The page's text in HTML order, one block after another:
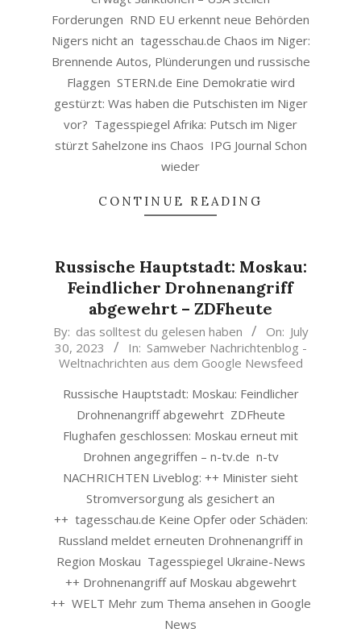
Forderungen RND EU erkennt neue Behörden
Nigers nicht an tagesschau.de Chaos im Niger:
Brennende Autos, Plünderungen und russische
Flaggen STERN.de Eine Demokratie wird
gestürzt: Was haben die Putschisten im Niger
vor? Tagesspiegel Afrika: Putsch im Niger
stürzt Sahelzone ins Chaos IPG Journal Schon
wieder
CONTINUE READING
Russische Hauptstadt: Moskau:
Feindlicher Drohnenangriff
abgewehrt – ZDFheute
2023-
07-
30
By: das solltest du gelesen haben On: July
30, 2023
In: Samweber Nachrichtenblog -
Weltnachrichten aus dem Google Newsfeed
Russische Hauptstadt: Moskau: Feindlicher
Drohnenangriff abgewehrt ZDFheute
Flughafen geschlossen: Moskau erneut mit
Drohnen angegriffen – n-tv.de n-tv
NACHRICHTEN Liveblog: ++ Minister sieht
Stromversorgung als gesichert an
++ tagesschau.de Keine Opfer oder Schäden:
Russland meldet erneuten Drohnenangriff in
Region Moskau Tagesspiegel Ukraine-News
++ Drohnenangriff auf Moskau abgewehrt
++ WELT Mehr zum Thema ansehen in Google
News